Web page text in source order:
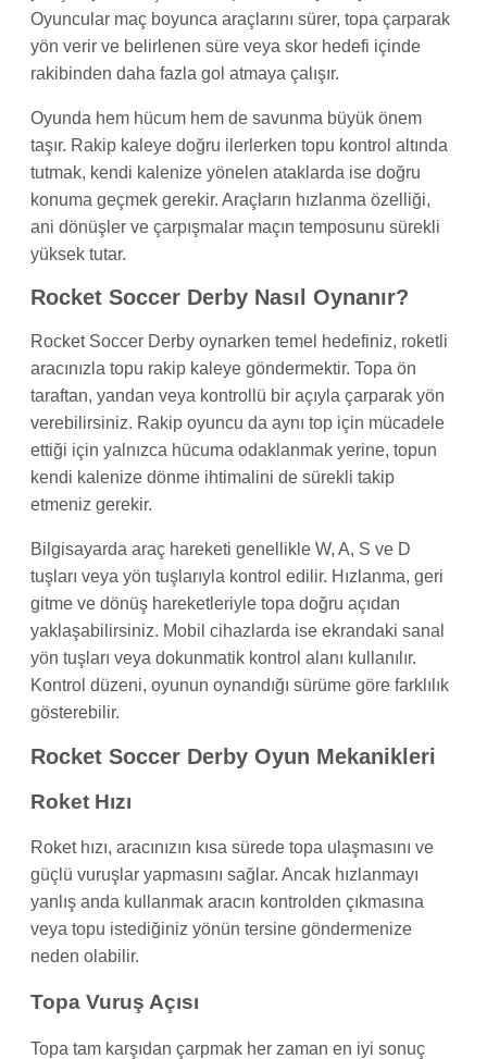
Oyuncular maç boyunca araçlarını sürer, topa çarparak
yön verir ve belirlenen süre veya skor hedefi içinde
rakibinden daha fazla gol atmaya çalışır.
Oyunda hem hücum hem de savunma büyük önem
taşır. Rakip kaleye doğru ilerlerken topu kontrol altında
tutmak, kendi kalenize yönelen ataklarda ise doğru
konuma geçmek gerekir. Araçların hızlanma özelliği,
ani dönüşler ve çarpışmalar maçın temposunu sürekli
yüksek tutar.
Rocket Soccer Derby Nasıl Oynanır?
Rocket Soccer Derby oynarken temel hedefiniz, roketli
aracınızla topu rakip kaleye göndermektir. Topa ön
taraftan, yandan veya kontrollü bir açıyla çarparak yön
verebilirsiniz. Rakip oyuncu da aynı top için mücadele
ettiği için yalnızca hücuma odaklanmak yerine, topun
kendi kalenize dönme ihtimalini de sürekli takip
etmeniz gerekir.
Bilgisayarda araç hareketi genellikle W, A, S ve D
tuşları veya yön tuşlarıyla kontrol edilir. Hızlanma, geri
gitme ve dönüş hareketleriyle topa doğru açıdan
yaklaşabilirsiniz. Mobil cihazlarda ise ekrandaki sanal
yön tuşları veya dokunmatik kontrol alanı kullanılır.
Kontrol düzeni, oyunun oynandığı sürüme göre farklılık
gösterebilir.
Rocket Soccer Derby Oyun Mekanikleri
Roket Hızı
Roket hızı, aracınızın kısa sürede topa ulaşmasını ve
güçlü vuruşlar yapmasını sağlar. Ancak hızlanmayı
yanlış anda kullanmak aracın kontrolden çıkmasına
veya topu istediğiniz yönün tersine göndermenize
neden olabilir.
Topa Vuruş Açısı
Topa tam karşıdan çarpmak her zaman en iyi sonuç